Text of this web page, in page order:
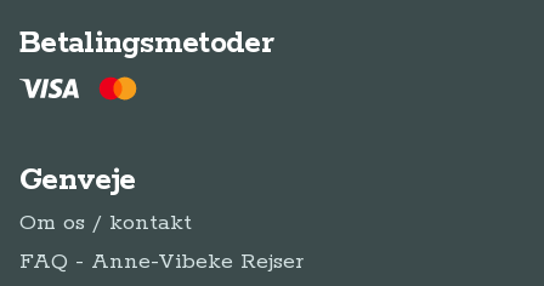
Betalingsmetoder
Genveje
Om os / kontakt
FAQ - Anne-Vibeke Rejser